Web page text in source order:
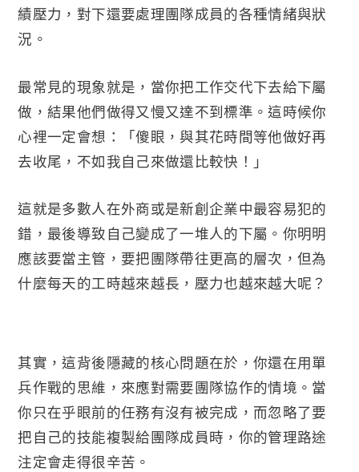
績壓力，對下還要處理團隊成員的各種情緒與狀
況。
最常見的現象就是，當你把工作交代下去給下屬
做，結果他們做得又慢又達不到標準。這時候你
心裡一定會想：「傻眼，與其花時間等他做好再
去收尾，不如我自己來做還比較快！」
這就是多數人在外商或是新創企業中最容易犯的
錯，最後導致自己變成了一堆人的下屬。你明明
應該要當主管，要把團隊帶往更高的層次，但為
什麼每天的工時越來越長，壓力也越來越大呢？
其實，這背後隱藏的核心問題在於，你還在用單
兵作戰的思維，來應對需要團隊協作的情境。當
你只在乎眼前的任務有沒有被完成，而忽略了要
把自己的技能複製給團隊成員時，你的管理路途
注定會走得很辛苦。